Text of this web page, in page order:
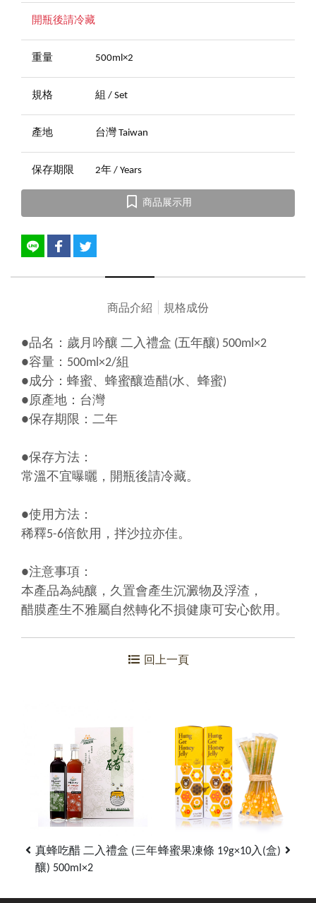
開瓶後請冷藏
重量 500ml×2
規格 組 / Set
產地 台灣 Taiwan
保存期限 2年 / Years
商品展示用
商品介紹 規格成份
●品名：歲月吟釀 二入禮盒 (五年釀) 500ml×2
●容量：500ml×2/組
●成分：蜂蜜、蜂蜜釀造醋(水、蜂蜜)
●原產地：台灣
●保存期限：二年
●保存方法：
常溫不宜曝曬，開瓶後請冷藏。
●使用方法：
稀釋5-6倍飲用，拌沙拉亦佳。
●注意事項：
本產品為純釀，久置會產生沉澱物及浮渣，
醋膜產生不雅屬自然轉化不損健康可安心飲用。
回上一頁
真蜂吃醋 二入禮盒 (三年
釀) 500ml×2
蜂蜜果凍條 19g×10入(盒)